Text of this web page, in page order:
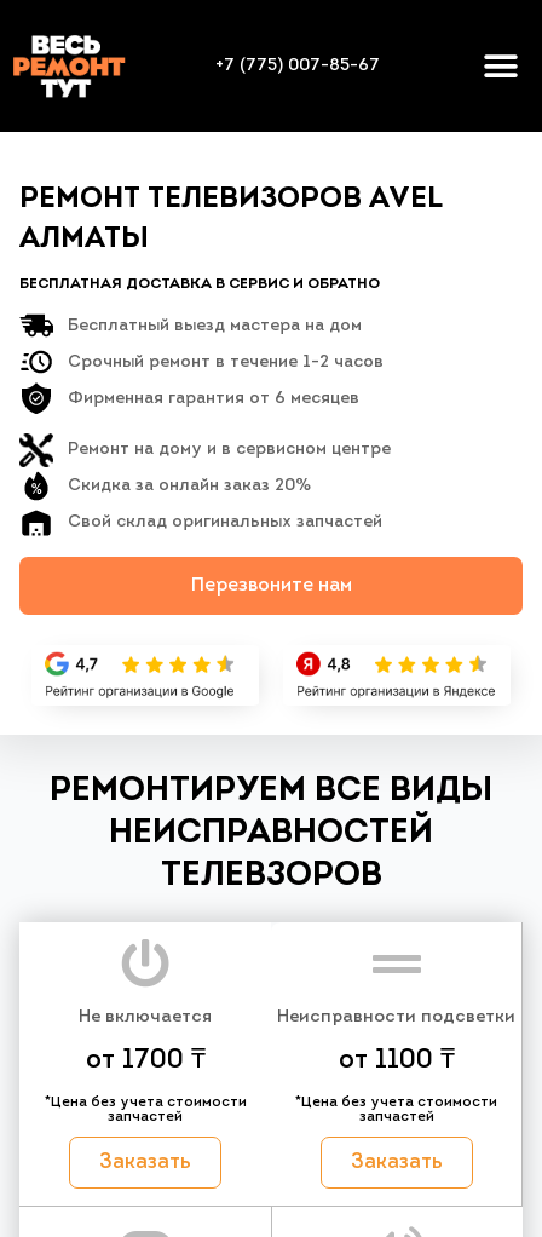
+7 (775) 007-85-67
РЕМОНТ ТЕЛЕВИЗОРОВ AVEL
АЛМАТЫ
БЕСПЛАТНАЯ ДОСТАВКА В СЕРВИС И ОБРАТНО
Бесплатный выезд мастера на дом
Срочный ремонт в течение 1-2 часов
Фирменная гарантия от 6 месяцев
Ремонт на дому и в сервисном центре
Скидка за онлайн заказ 20%
Свой склад оригинальных запчастей
Перезвоните нам
РЕМОНТИРУЕМ ВСЕ ВИДЫ
НЕИСПРАВНОСТЕЙ
ТЕЛЕВЗОРОВ
Не включается
от 1700 ₸
*Цена без учета стоимости
запчастей
Заказать
Неисправности подсветки
от 1100 ₸
*Цена без учета стоимости
запчастей
Заказать